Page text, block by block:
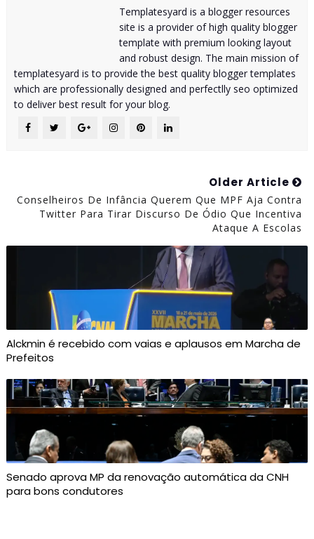
l
i
c
a
/
l
Templatesyard is a blogger resources
site is a provider of high quality blogger
template with premium looking layout
and robust design. The main mission of
templatesyard is to provide the best quality blogger templates
which are professionally designed and perfectlly seo optimized
to deliver best result for your blog.
Older Article
Conselheiros De Infância Querem Que MPF Aja Contra
Twitter Para Tirar Discurso De Ódio Que Incentiva
Ataque A Escolas
Alckmin é recebido com vaias e aplausos em Marcha de
Prefeitos
Senado aprova MP da renovação automática da CNH
para bons condutores